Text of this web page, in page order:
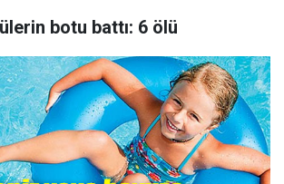
botu battı: 6 ölü